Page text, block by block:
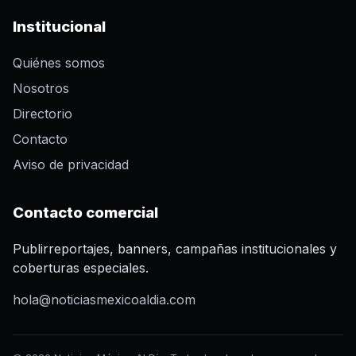
Institucional
Quiénes somos
Nosotros
Directorio
Contacto
Aviso de privacidad
Contacto comercial
Publirreportajes, banners, campañas institucionales y
coberturas especiales.
hola@noticiasmexicoaldia.com